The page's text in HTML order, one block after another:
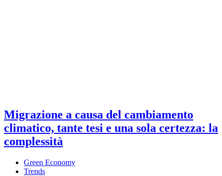
Migrazione a causa del cambiamento
climatico, tante tesi e una sola certezza: la
complessità
Green Economy
Trends